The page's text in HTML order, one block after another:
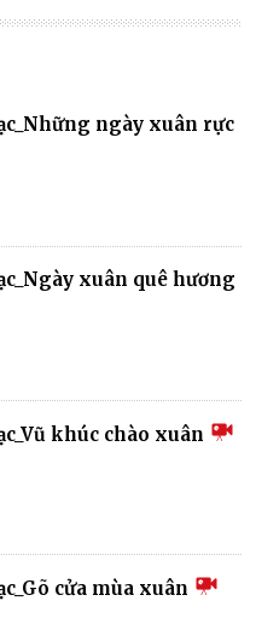
ngày xuân rực
xuân quê hương
khúc chào xuân
cửa mùa xuân